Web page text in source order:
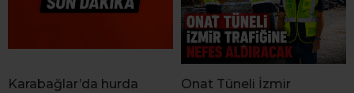
Karabağlar’da hurda
Onat Tüneli İzmir